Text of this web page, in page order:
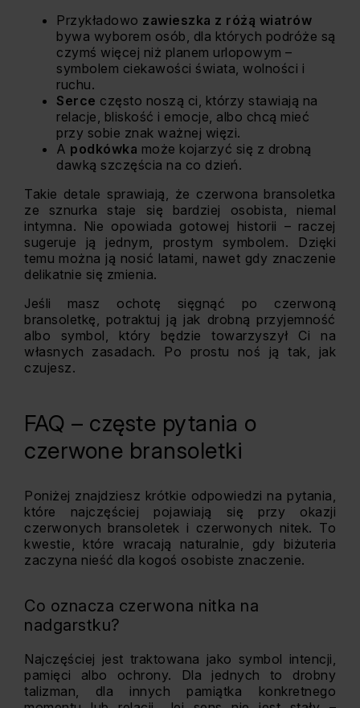
Przykładowo zawieszka z różą wiatrów
bywa wyborem osób, dla których podróże są
czymś więcej niż planem urlopowym –
symbolem ciekawości świata, wolności i
ruchu.
Serce często noszą ci, którzy stawiają na
relacje, bliskość i emocje, albo chcą mieć
przy sobie znak ważnej więzi.
A podkówka może kojarzyć się z drobną
dawką szczęścia na co dzień.
Takie detale sprawiają, że czerwona bransoletka
ze sznurka staje się bardziej osobista, niemal
intymna. Nie opowiada gotowej historii – raczej
sugeruje ją jednym, prostym symbolem. Dzięki
temu można ją nosić latami, nawet gdy znaczenie
delikatnie się zmienia.
Jeśli masz ochotę sięgnąć po czerwoną
bransoletkę, potraktuj ją jak drobną przyjemność
albo symbol, który będzie towarzyszył Ci na
własnych zasadach. Po prostu noś ją tak, jak
czujesz.
FAQ – częste pytania o
czerwone bransoletki
Poniżej znajdziesz krótkie odpowiedzi na pytania,
które najczęściej pojawiają się przy okazji
czerwonych bransoletek i czerwonych nitek. To
kwestie, które wracają naturalnie, gdy biżuteria
zaczyna nieść dla kogoś osobiste znaczenie.
Co oznacza czerwona nitka na
nadgarstku?
Najczęściej jest traktowana jako symbol intencji,
pamięci albo ochrony. Dla jednych to drobny
talizman, dla innych pamiątka konkretnego